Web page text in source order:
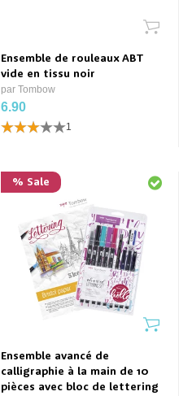
Ensemble de rouleaux ABT
vide en tissu noir
par Tombow
6.90
1
% Sale
Ensemble avancé de
calligraphie à la main de 10
pièces avec bloc de lettering